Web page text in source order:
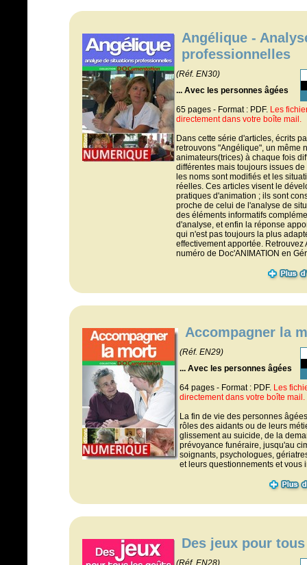
Angélique -
professionnelles
(Réf. EN30)
... Avec les personnes âgées
65 pages - Format : PDF. Les
directement dans votre boîte mail.
Dans cette série d'articles, écrits
retrouvons "Angélique", un même
animateurs(trices) à chaque fois
différentes mais toujours issues
les noms sont modifiés et les
réelles. Ces articles visent le
pratiques d'animation ; ils sont
proche de celui de l'analyse de
des éléments informatifs
d'analyse, et enfin la réponse
qui n'est pas toujours la plus
effectivement apportée.
numéro de Doc'ANIMATION en
Accompagner la
(Réf. EN29)
... Avec les personnes âgées
64 pages - Format : PDF. Les
directement dans votre boîte mail.
La fin de vie des personnes
rôles des aidants ou de leurs
glissement au suicide, de la
prévoyance funéraire, jusqu'au
soignants, psychologues,
et leurs questionnements et vous
Des jeux pour
(Réf. EN28)